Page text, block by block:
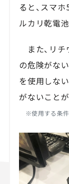
ると、スマ
ルカリ乾電
また、リ
の危険がな
を使用しな
がないこと
※使用する条件